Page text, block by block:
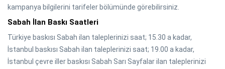
kampanya bilgilerini tarifeler bölümünde görebilirsiniz.
Sabah İlan Baskı Saatleri
Türkiye baskısı Sabah ilan taleplerinizi saat; 15.30 a kadar,
İstanbul baskısı Sabah ilan taleplerinizi saat; 19.00 a kadar,
İstanbul çevre iller baskısı Sabah Sarı Sayfalar ilan taleplerinizi